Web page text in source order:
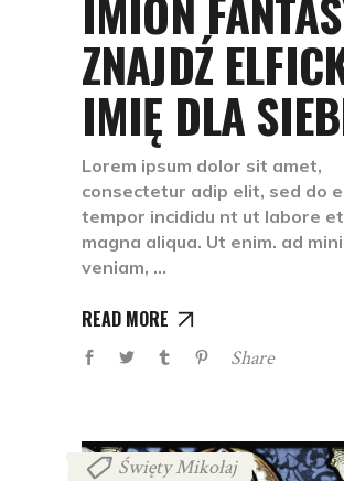
ZNAJDŹ
IMIĘ DLA
Lorem ipsum dolor sit amet,
consectetur adip elit, sed do
tempor incididu nt ut labore
magna aliqua. Ut enim. ad
veniam,
READ MORE
Share
Święty Mikołaj